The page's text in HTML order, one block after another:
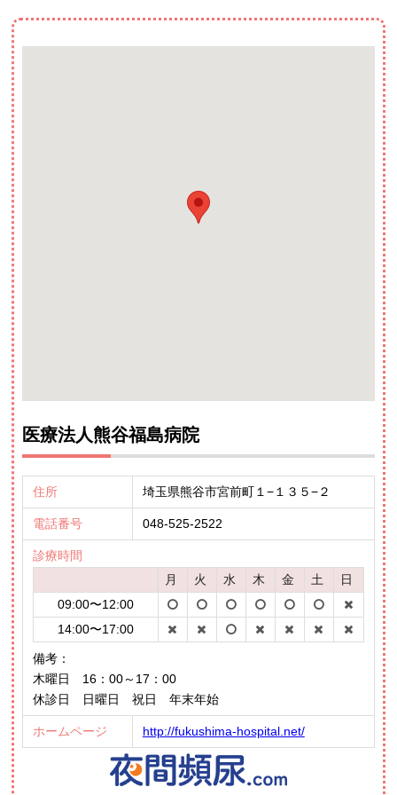
医療法人熊谷福島病院
住所 埼玉県熊谷市宮前町１−１３５−２
電話番号 048-525-2522
診療時間
月
火 水 木 金 土
日
09:00〜12:00
14:00〜17:00
備考：
木曜日 16：00～17：00
休診日 日曜日 祝日 年末年始
ホームページ http://fukushima-hospital.net/